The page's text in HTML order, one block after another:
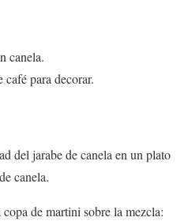
canela.
café para decorar.
del jarabe de canela en un plato
canela.
de martini sobre la mezcla: